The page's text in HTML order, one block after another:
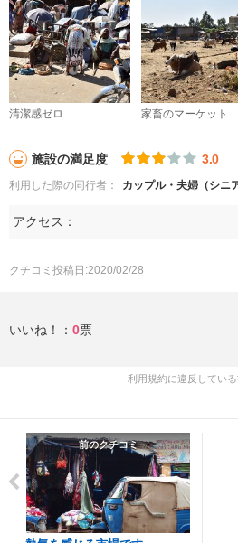
清潔感ゼロ 家畜のマーケット
施設の満足度 3.0
利用した際の同行者： カップル・夫婦（シニア
アクセス：
クチコミ投稿日:2020/02/28
いいね！： 0票
利用規約に違反してい
前のクチコミ